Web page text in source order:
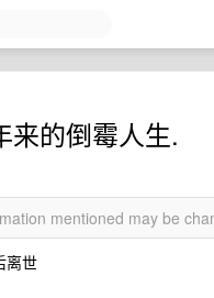
来的倒霉人生.
mentioned may be
离世